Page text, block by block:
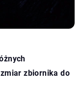
zbiornika do